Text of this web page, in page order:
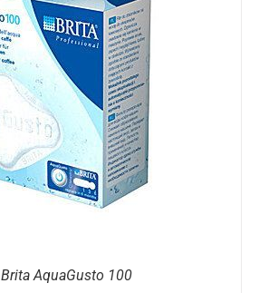
DETAILS
Brita AquaGusto 100